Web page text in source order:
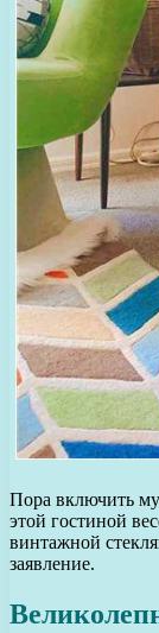
Пора включить
этой гостиной
винтажной
заявление.